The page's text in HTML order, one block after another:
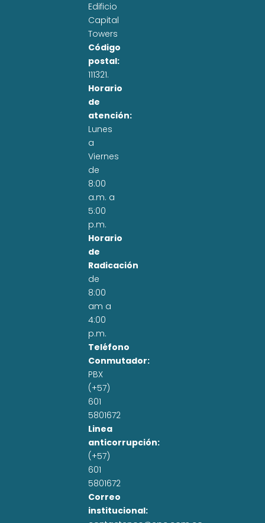
Edificio
Capital
Towers
Código
postal:
111321.
Horario
de
atención:
Lunes
a
Viernes
de
8:00
a.m. a
5:00
p.m.
Horario
de
Radicación
de
8:00
am a
4:00
p.m.
Teléfono
Conmutador:
PBX
(+57)
601
5801672
Linea
anticorrupción:
(+57)
601
5801672
Correo
institucional: